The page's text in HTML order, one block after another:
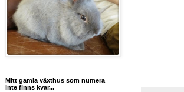
Mitt gamla växthus som numera
inte finns kvar...